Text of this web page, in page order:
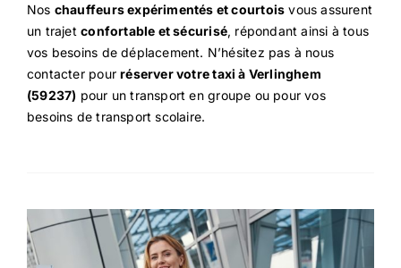
Nos chauffeurs expérimentés et courtois vous assurent
un trajetconfortable et sécurisé, répondant ainsi à tous
vos besoins de déplacement. N’hésitez pas à nous
contacter pourréserver votre taxi à Verlinghem
(59237) pour un transport en groupe ou pour vos
besoins de transport scolaire.